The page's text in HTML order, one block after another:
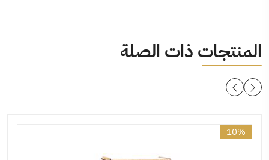
المنتجات ذات الصلة
10%